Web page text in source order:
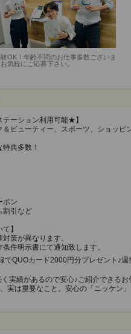
OK！年齢不問のお仕事多数ございま
気軽にご応募下さい。
テーション利用可能★】
＆ビューティー、スポーツ、ショッピ
典多数！
ポン
割引など
】
策が異なります。
件明示書にて通知致します。
でQUOカード2000円分プレゼント♪週
実績があるので安心♪ご紹介できるお
実は重要なこと。安心の「ニッケン